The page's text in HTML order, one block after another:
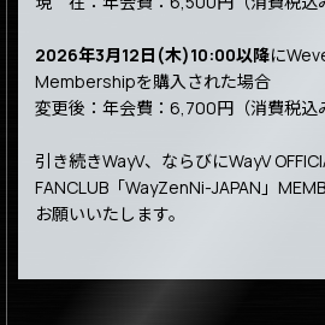
2026年3月12日(木)10:00以降に
Membershipを購入された場合
変更後：年会費：6,700円（消費税込
引き続きWayV、ならびにWayV
FANCLUB「WayZenNi-JAPAN」
お願いいたします。